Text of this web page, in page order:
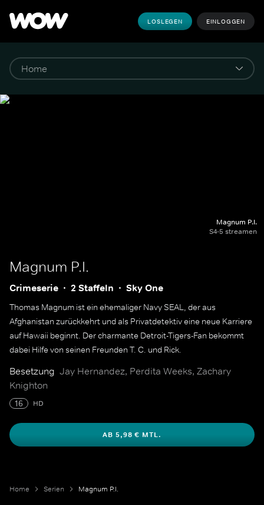
LOSLEGEN EINLOGGEN
Magnum P.I.
S4-5 streamen
Magnum P.I.
Crimeserie 2 Staffeln Sky One
Thomas Magnum ist ein ehemaliger Navy SEAL, der aus
Afghanistan zurückkehrt und als Privatdetektiv eine neue Karriere
auf Hawaii beginnt. Der charmante Detroit-Tigers-Fan bekommt
dabei Hilfe von seinen Freunden T. C. und Rick.
Besetzung Jay Hernandez, Perdita Weeks, Zachary
Knighton
16 HD
AB 5,98 € MTL.
Home Serien Magnum P.I.